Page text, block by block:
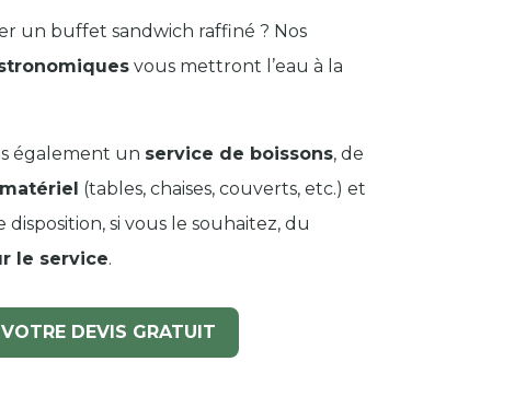
un buffet sandwich raffiné ? Nos
vous mettront l’eau à la
également un service de boissons, de
(tables, chaises, couverts, etc.) et
si vous le souhaitez, du
le service.
DEVIS GRATUIT